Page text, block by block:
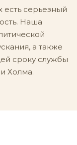
серьезный
Наша
а также
сроку службы
Холма.